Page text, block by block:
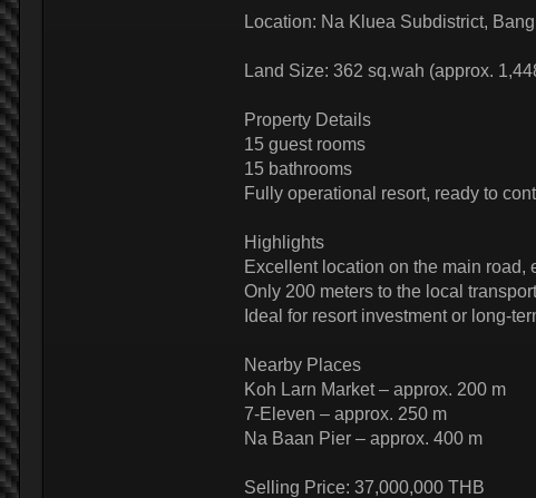
Location: Na Kluea Subdistrict,
Land Size: 362 sq.wah (approx.
Property Details
15 guest rooms
15 bathrooms
Fully operational resort, ready to
Highlights
Excellent location on the main road,
Only 200 meters to the local
Ideal for resort investment or long-
Nearby Places
Koh Larn Market – approx. 200 m
7-Eleven – approx. 250 m
Na Baan Pier – approx. 400 m
Selling Price: 37,000,000 THB